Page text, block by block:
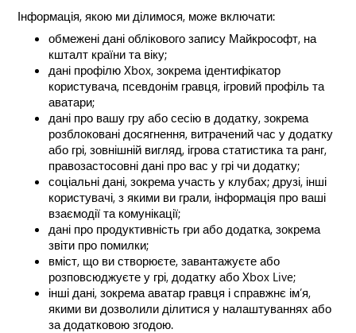
Інформація, якою ми ділимося, може включати:
обмежені дані облікового запису Майкрософт, на
кшталт країни та віку;
дані профілю Xbox, зокрема ідентифікатор
користувача, псевдонім гравця, ігровий профіль та
аватари;
дані про вашу гру або сесію в додатку, зокрема
розблоковані досягнення, витрачений час у додатку
або грі, зовнішній вигляд, ігрова статистика та ранг,
правозастосовні дані про вас у грі чи додатку;
соціальні дані, зокрема участь у клубах; друзі, інші
користувачі, з якими ви грали, інформація про ваші
взаємодії та комунікації;
дані про продуктивність гри або додатка, зокрема
звіти про помилки;
вміст, що ви створюєте, завантажуєте або
розповсюджуєте у грі, додатку або Xbox Live;
інші дані, зокрема аватар гравця і справжнє ім’я,
якими ви дозволили ділитися у налаштуваннях або
за додатковою згодою.